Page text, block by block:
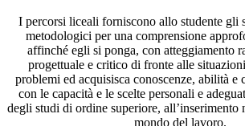
I percorsi liceali forniscono allo studente gli
metodologici per una comprensione
affinché egli si ponga, con atteggiamento
progettuale e critico di fronte alle
problemi ed acquisisca conoscenze, abilità e
con le capacità e le scelte personali e
degli studi di ordine superiore, all’inserimento
mondo del lavoro.